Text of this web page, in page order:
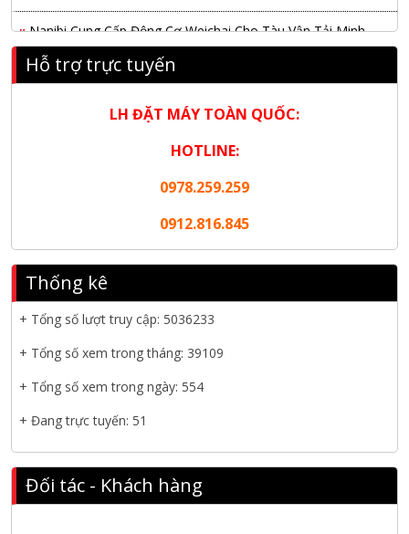
Nanibi Cung Cấp Động Cơ Weichai Cho Tàu Vận Tải Minh
Tú 29
KHAI XUÂN 2026 – KHỞI ĐẦU MAY MẮN, VỮNG BƯỚC
THÀNH CÔNG
THƯ CHÚC MỪNG NĂM MỚI 2026
NANIBI VIỆT NAM YEAR END PARTY 2025 – ĐỒNG HÀNH
Hội nghị tổng kết công tác năm 2025 và triển khai nhiệm vụ
năm 2026 do chi hội tàu du lịch Hạ Long
NANIBI khai trương văn phòng Ninh Bình & kỷ niệm 15 năm
Tập đoàn Công nghiệp nặng Sơn Đông tổ chức Hội nghị đối
tác toàn cầu tại Jakarta
Hỗ trợ trực tuyến
LH ĐẶT MÁY TOÀN QUỐC:
HOTLINE:
0978.259.259
0912.816.845
Thống kê
+ Tổng số lượt truy cập: 5036233
+ Tổng số xem trong tháng: 39109
+ Tổng số xem trong ngày: 554
+ Đang trực tuyến: 51
Đối tác - Khách hàng